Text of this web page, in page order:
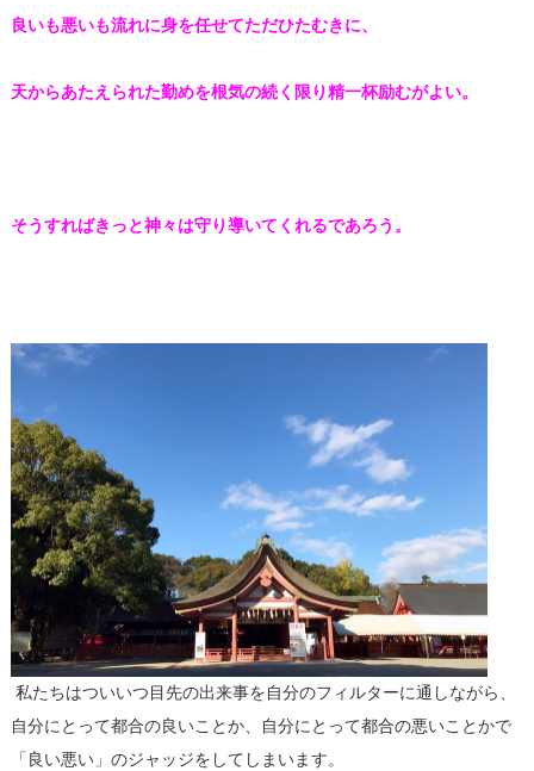
良いも悪いも流れに身を任せてただひたむきに、
天からあたえられた勤めを根気の続く限り精一杯励むがよい。
そうすればきっと神々は守り導いてくれるであろう。
私たちはついいつ目先の出来事を自分のフィルターに通しながら、
自分にとって都合の良いことか、自分にとって都合の悪いことかで
「良い悪い」のジャッジをしてしまいます。